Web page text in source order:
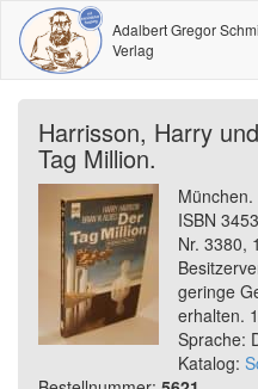
Adalbert Gregor
Verlag
Harrisson, Harry
Tag Million.
ISBN
Nr. 3380,
geringe
erhalten.
Sprache:
Katalog: